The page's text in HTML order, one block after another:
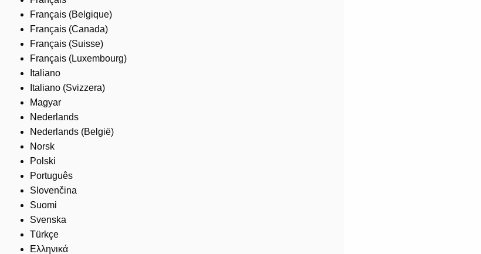
Français (Belgique)
Français (Canada)
Français (Suisse)
Français (Luxembourg)
Italiano
Italiano (Svizzera)
Magyar
Nederlands
Nederlands (België)
Norsk
Polski
Português
Slovenčina
Suomi
Svenska
Türkçe
Ελληνικά